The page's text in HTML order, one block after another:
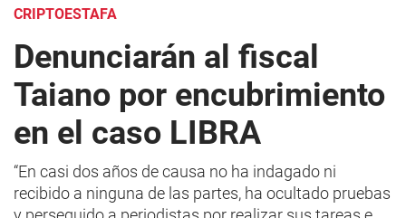
CRIPTOESTAFA
Denunciarán al fiscal
Taiano por encubrimiento
en el caso LIBRA
“En casi dos años de causa no ha indagado ni
recibido a ninguna de las partes, ha ocultado pruebas